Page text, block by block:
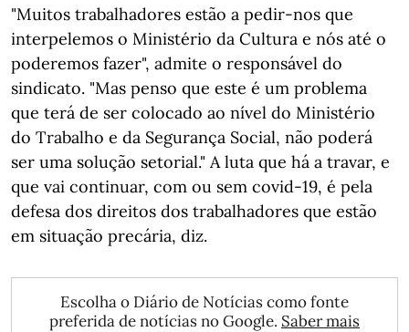
"Muitos trabalhadores estão a pedir-nos que
interpelemos o Ministério da Cultura e nós até o
poderemos fazer", admite o responsável do
sindicato. "Mas penso que este é um problema
que terá de ser colocado ao nível do Ministério
do Trabalho e da Segurança Social, não poderá
ser uma solução setorial." A luta que há a travar, e
que vai continuar, com ou sem covid-19, é pela
defesa dos direitos dos trabalhadores que estão
em situação precária, diz.
Escolha o Diário de Notícias como fonte
preferida de notícias no Google. Saber mais